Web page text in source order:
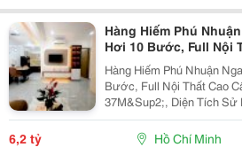
Hàng Hiếm Phú
Hơi 10 Bước, Full Nội
Tỷ
Hàng Hiếm Phú Nhuận
Bước, Full Nội Thất Cao
37M&Sup2;, Diện Tích Sử
Kết Cấu: 1 Trệt 1 Lầu,
Phòng Ngủ Tầng Trệt,
6,2 tỷ Hồ Chí Minh